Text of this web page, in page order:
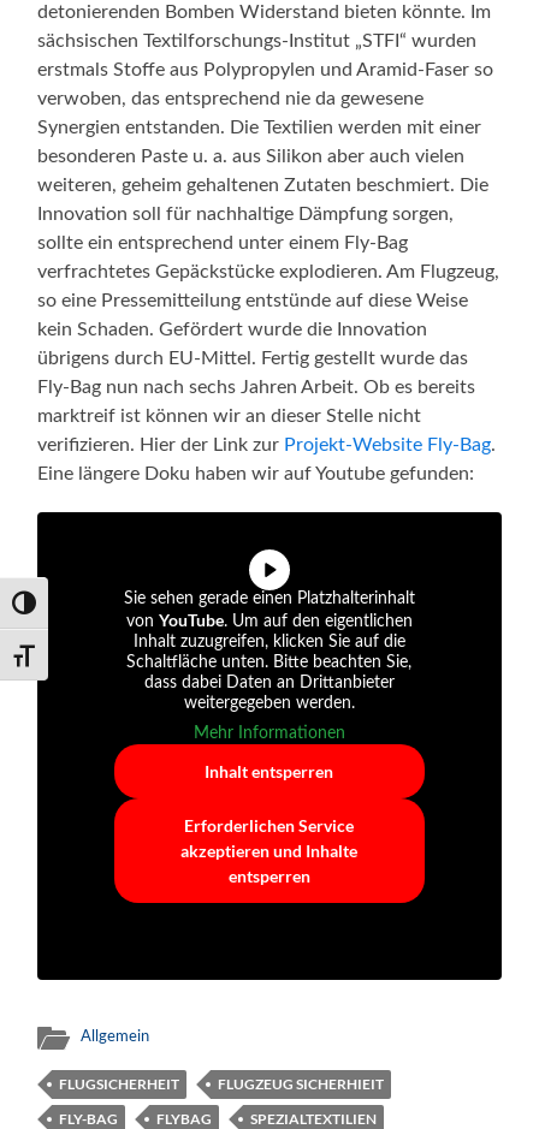
Umschalten auf hohe Kontraste
Schrift vergrößern
detonierenden Bomben Widerstand bieten könnte. Im
sächsischen Textilforschungs-Institut „STFI“ wurden
erstmals Stoffe aus Polypropylen und Aramid-Faser so
verwoben, das entsprechend nie da gewesene
Synergien entstanden. Die Textilien werden mit einer
besonderen Paste u. a. aus Silikon aber auch vielen
weiteren, geheim gehaltenen Zutaten beschmiert. Die
Innovation soll für nachhaltige Dämpfung sorgen,
sollte ein entsprechend unter einem Fly-Bag
verfrachtetes Gepäckstücke explodieren. Am Flugzeug,
so eine Pressemitteilung entstünde auf diese Weise
kein Schaden. Gefördert wurde die Innovation
übrigens durch EU-Mittel. Fertig gestellt wurde das
Fly-Bag nun nach sechs Jahren Arbeit. Ob es bereits
marktreif ist können wir an dieser Stelle nicht
verifizieren. Hier der Link zur Projekt-Website Fly-Bag.
Eine längere Doku haben wir auf Youtube gefunden:
Sie sehen gerade einen Platzhalterinhalt
von YouTube. Um auf den eigentlichen
Inhalt zuzugreifen, klicken Sie auf die
Schaltfläche unten. Bitte beachten Sie,
dass dabei Daten an Drittanbieter
weitergegeben werden.
Mehr Informationen
Inhalt entsperren
Erforderlichen Service
akzeptieren und Inhalte
entsperren
Allgemein
FLUGSICHERHEIT
FLUGZEUG SICHERHIEIT
FLY-BAG
FLYBAG
SPEZIALTEXTILIEN